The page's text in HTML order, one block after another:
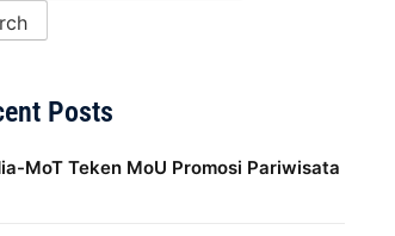
Posts
MoT Teken MoU Promosi Pariwisata